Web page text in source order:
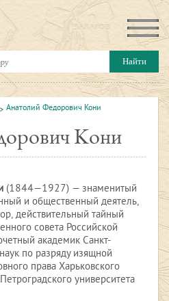
Анатолий Федорович Кони
Кони
(1844—1927) — знаменитый
и общественный деятель,
действительный тайный
совета Российской
академик Санкт-
по разряду изящной
права Харьковского
университета